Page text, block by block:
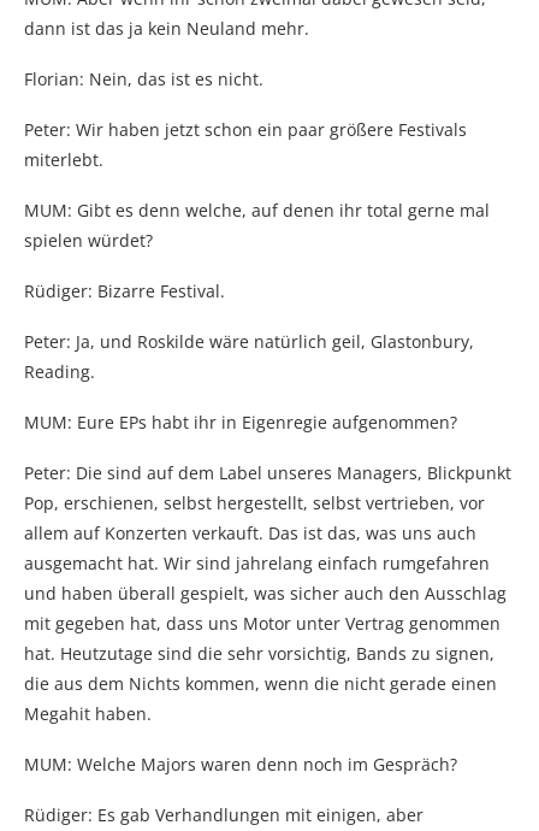
dann ist das ja kein Neuland mehr.
Florian: Nein, das ist es nicht.
Peter: Wir haben jetzt schon ein paar größere Festivals
miterlebt.
MUM: Gibt es denn welche, auf denen ihr total gerne mal
spielen würdet?
Rüdiger: Bizarre Festival.
Peter: Ja, und Roskilde wäre natürlich geil, Glastonbury,
Reading.
MUM: Eure EPs habt ihr in Eigenregie aufgenommen?
Peter: Die sind auf dem Label unseres Managers, Blickpunkt
Pop, erschienen, selbst hergestellt, selbst vertrieben, vor
allem auf Konzerten verkauft. Das ist das, was uns auch
ausgemacht hat. Wir sind jahrelang einfach rumgefahren
und haben überall gespielt, was sicher auch den Ausschlag
mit gegeben hat, dass uns Motor unter Vertrag genommen
hat. Heutzutage sind die sehr vorsichtig, Bands zu signen,
die aus dem Nichts kommen, wenn die nicht gerade einen
Megahit haben.
MUM: Welche Majors waren denn noch im Gespräch?
Rüdiger: Es gab Verhandlungen mit einigen, aber